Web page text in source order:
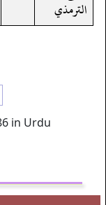
الترمذي
in Urdu